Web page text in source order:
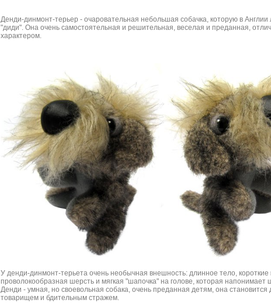
Денди-динмонт-терьер - очаровательная небольшая собачка, которую в Англии
"диди". Она очень самостоятельная и решительная, веселая и преданная,
характером.
У денди-динмонт-терьета очень необычная внешность: длинное тело, короткие
проволокообразная шерсть и мягкая "шапочка" на голове, которая напонимает
Денди - умная, но своевольная собака, очень преданная детям, она
товарищем и бдительным стражем.